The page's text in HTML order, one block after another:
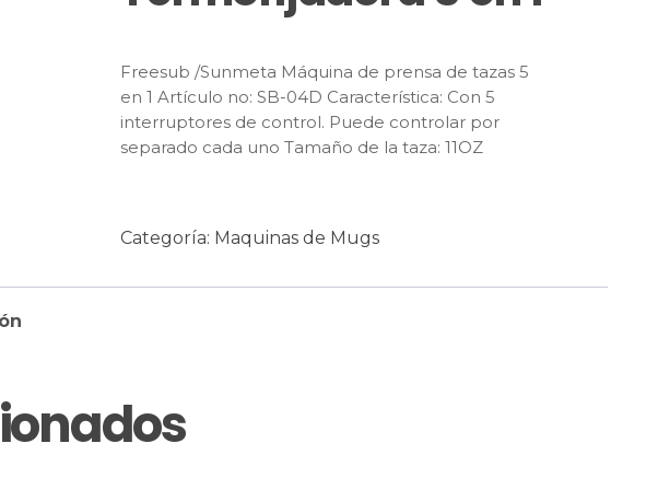
Freesub /Sunmeta Máquina de prensa de tazas 5
en 1 Artículo no: SB-04D Característica: Con 5
interruptores de control. Puede controlar por
separado cada uno Tamaño de la taza: 11OZ
Categoría: Maquinas de Mugs